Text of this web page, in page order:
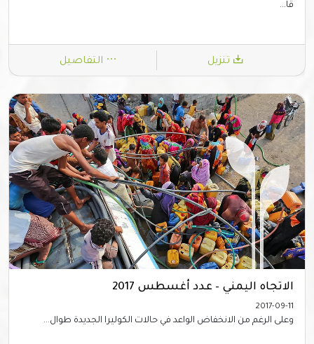
قا...
تنزيل التفاصيل
الاتجاه اليمني – عدد أغسطس 2017
2017-09-11
وعلى الرغم من الانخفاض الواعد في حالات الكوليرا الجديدة طوال...